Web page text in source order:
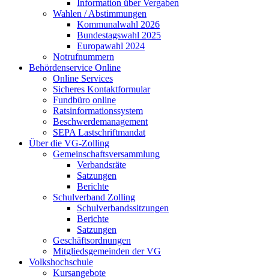
Information über Vergaben
Wahlen / Abstimmungen
Kommunalwahl 2026
Bundestagswahl 2025
Europawahl 2024
Notrufnummern
Behördenservice Online
Online Services
Sicheres Kontaktformular
Fundbüro online
Ratsinformationssystem
Beschwerdemanagement
SEPA Lastschriftmandat
Über die VG-Zolling
Gemeinschaftsversammlung
Verbandsräte
Satzungen
Berichte
Schulverband Zolling
Schulverbandssitzungen
Berichte
Satzungen
Geschäftsordnungen
Mitgliedsgemeinden der VG
Volkshochschule
Kursangebote